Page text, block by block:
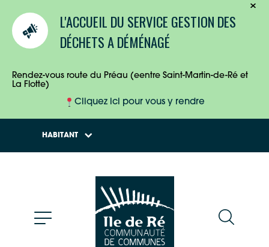
L'ACCUEIL DU SERVICE GESTION DES
DÉCHETS A DÉMÉNAGÉ
Rendez-vous route du Préau (eentre Saint-Martin-de-Ré et
La Flotte)
Cliquez ici pour vous y rendre
HABITANT
ENTREPRISES